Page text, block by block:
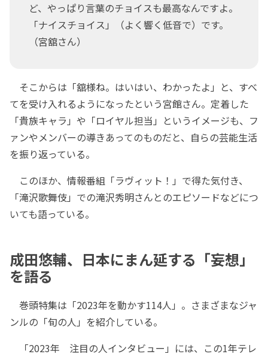
ど、やっぱり言葉のチョイスも最高なんですよ。
「ナイスチョイス」（よく響く低音で）です。
（宮舘さん）
そこからは「舘様ね。はいはい、わかったよ」と、すべ
てを受け入れるようになったという宮館さん。定着した
「貴族キャラ」や「ロイヤル担当」というイメージも、フ
ァンやメンバーの導きあってのものだと、自らの芸能生活
を振り返っている。
このほか、情報番組「ラヴィット！」で得た気付き、
「滝沢歌舞伎」での滝沢秀明さんとのエピソードなどにつ
いても語っている。
成田悠輔、日本にまん延する「妄想」
を語る
巻頭特集は「2023年を動かす114人」。さまざまなジャ
ンルの「旬の人」を紹介している。
「2023年 注目の人インタビュー」には、この1年テレ